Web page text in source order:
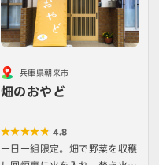
兵庫県朝来市
畑のおやど
4.8
一日一組限定。畑で野菜を収穫